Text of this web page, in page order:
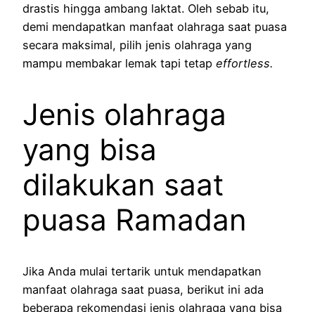
drastis hingga ambang laktat. Oleh sebab itu,
demi mendapatkan manfaat olahraga saat puasa
secara maksimal, pilih jenis olahraga yang
mampu membakar lemak tapi tetap effortless.
Jenis olahraga
yang bisa
dilakukan saat
puasa Ramadan
Jika Anda mulai tertarik untuk mendapatkan
manfaat olahraga saat puasa, berikut ini ada
beberapa rekomendasi jenis olahraga yang bisa